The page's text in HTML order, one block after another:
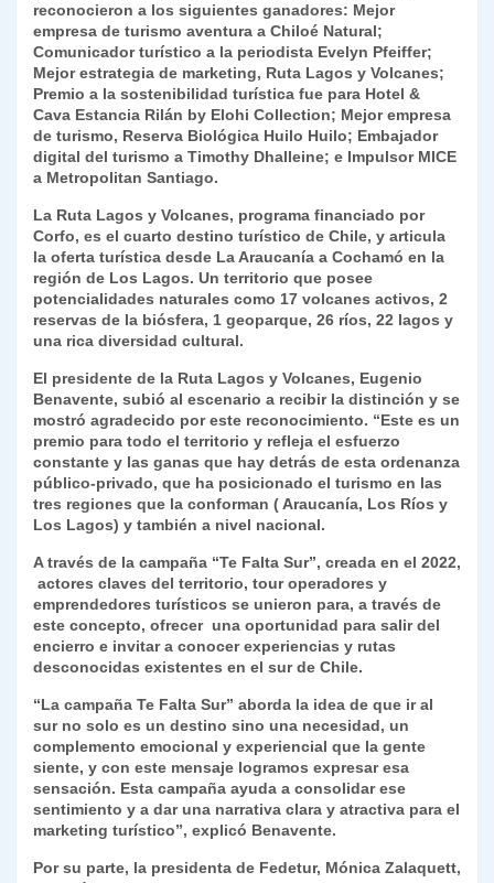
reconocieron a los siguientes ganadores: Mejor
empresa de turismo aventura a Chiloé Natural;
Comunicador turístico a la periodista Evelyn Pfeiffer;
Mejor estrategia de marketing, Ruta Lagos y Volcanes;
Premio a la sostenibilidad turística fue para Hotel &
Cava Estancia Rilán by Elohi Collection; Mejor empresa
de turismo, Reserva Biológica Huilo Huilo; Embajador
digital del turismo a Timothy Dhalleine; e Impulsor MICE
a Metropolitan Santiago.
La Ruta Lagos y Volcanes, programa financiado por
Corfo, es el cuarto destino turístico de Chile, y articula
la oferta turística desde La Araucanía a Cochamó en la
región de Los Lagos. Un territorio que posee
potencialidades naturales como 17 volcanes activos, 2
reservas de la biósfera, 1 geoparque, 26 ríos, 22 lagos y
una rica diversidad cultural.
El presidente de la Ruta Lagos y Volcanes, Eugenio
Benavente, subió al escenario a recibir la distinción y se
mostró agradecido por este reconocimiento. “Este es un
premio para todo el territorio y refleja el esfuerzo
constante y las ganas que hay detrás de esta ordenanza
público-privado, que ha posicionado el turismo en las
tres regiones que la conforman ( Araucanía, Los Ríos y
Los Lagos) y también a nivel nacional.
A través de la campaña “Te Falta Sur”, creada en el 2022,
actores claves del territorio, tour operadores y
emprendedores turísticos se unieron para, a través de
este concepto, ofrecer una oportunidad para salir del
encierro e invitar a conocer experiencias y rutas
desconocidas existentes en el sur de Chile.
“La campaña Te Falta Sur” aborda la idea de que ir al
sur no solo es un destino sino una necesidad, un
complemento emocional y experiencial que la gente
siente, y con este mensaje logramos expresar esa
sensación. Esta campaña ayuda a consolidar ese
sentimiento y a dar una narrativa clara y atractiva para el
marketing turístico”, explicó Benavente.
Por su parte, la presidenta de Fedetur, Mónica Zalaquett,